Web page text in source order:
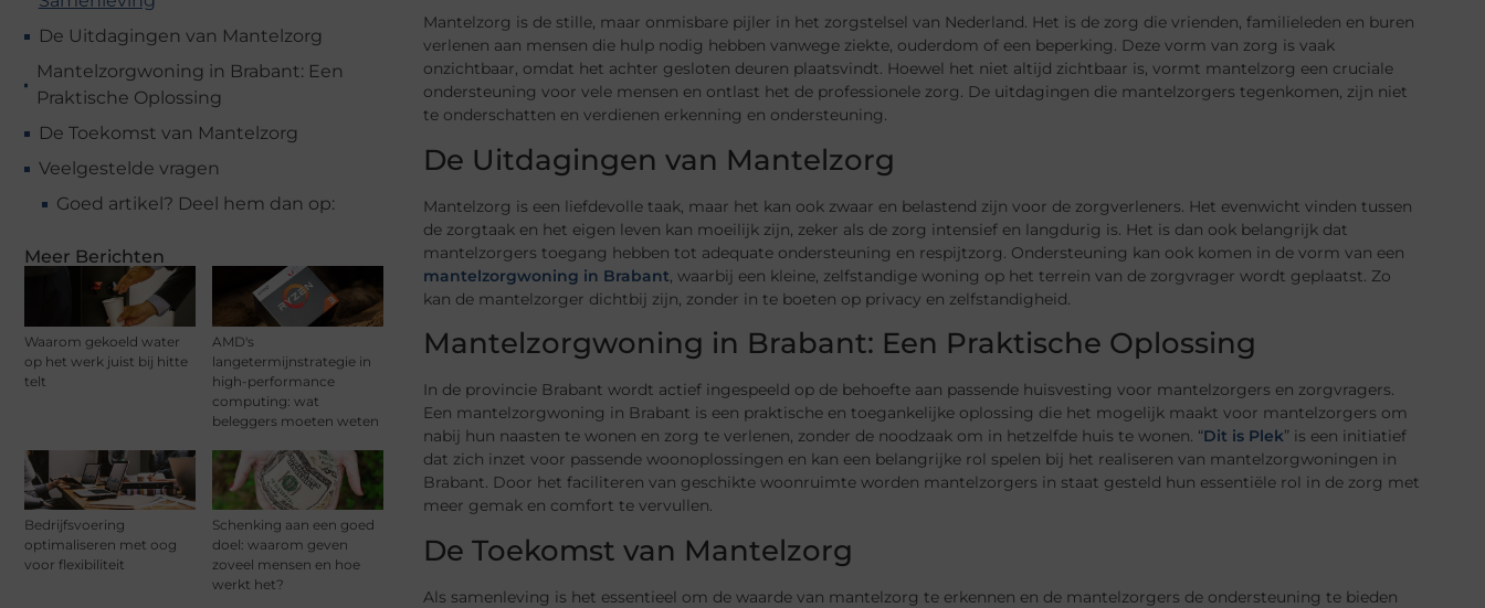
De Uitdagingen van Mantelzorg
Mantelzorgwoning in Brabant: Een
Praktische Oplossing
De Toekomst van Mantelzorg
Veelgestelde vragen
Goed artikel? Deel hem dan op:
Meer Berichten
Waarom gekoeld water
op het werk juist bij hitte
telt
AMD's
langetermijnstrategie in
high-performance
computing: wat
beleggers moeten weten
Bedrijfsvoering
optimaliseren met oog
voor flexibiliteit
Schenking aan een goed
doel: waarom geven
zoveel mensen en hoe
werkt het?
Mantelzorg is de stille, maar onmisbare pijler in het zorgstelsel van Nederland. Het is de zorg die vrienden, familieleden en buren
verlenen aan mensen die hulp nodig hebben vanwege ziekte, ouderdom of een beperking. Deze vorm van zorg is vaak
onzichtbaar, omdat het achter gesloten deuren plaatsvindt. Hoewel het niet altijd zichtbaar is, vormt mantelzorg een cruciale
ondersteuning voor vele mensen en ontlast het de professionele zorg. De uitdagingen die mantelzorgers tegenkomen, zijn niet
te onderschatten en verdienen erkenning en ondersteuning.
De Uitdagingen van Mantelzorg
Mantelzorg is een liefdevolle taak, maar het kan ook zwaar en belastend zijn voor de zorgverleners. Het evenwicht vinden tussen
de zorgtaak en het eigen leven kan moeilijk zijn, zeker als de zorg intensief en langdurig is. Het is dan ook belangrijk dat
mantelzorgers toegang hebben tot adequate ondersteuning en respijtzorg. Ondersteuning kan ook komen in de vorm van een
mantelzorgwoning in Brabant, waarbij een kleine, zelfstandige woning op het terrein van de zorgvrager wordt geplaatst. Zo
kan de mantelzorger dichtbij zijn, zonder in te boeten op privacy en zelfstandigheid.
Mantelzorgwoning in Brabant: Een Praktische Oplossing
In de provincie Brabant wordt actief ingespeeld op de behoefte aan passende huisvesting voor mantelzorgers en zorgvragers.
Een mantelzorgwoning in Brabant is een praktische en toegankelijke oplossing die het mogelijk maakt voor mantelzorgers om
nabij hun naasten te wonen en zorg te verlenen, zonder de noodzaak om in hetzelfde huis te wonen. “Dit is Plek” is een initiatief
dat zich inzet voor passende woonoplossingen en kan een belangrijke rol spelen bij het realiseren van mantelzorgwoningen in
Brabant. Door het faciliteren van geschikte woonruimte worden mantelzorgers in staat gesteld hun essentiële rol in de zorg met
meer gemak en comfort te vervullen.
De Toekomst van Mantelzorg
Als samenleving is het essentieel om de waarde van mantelzorg te erkennen en de mantelzorgers de ondersteuning te bieden